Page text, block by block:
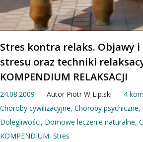
Stres kontra relaks. Objawy
stresu oraz techniki
KOMPENDIUM RELAKSACJI
24.08.2009 Autor Piotr W Lip.ski
4
Choroby cywilizacyjne, Choroby psychiczne,
Dolegliwości, Domowe leczenie naturalne,
KOMPENDIUM, Stres